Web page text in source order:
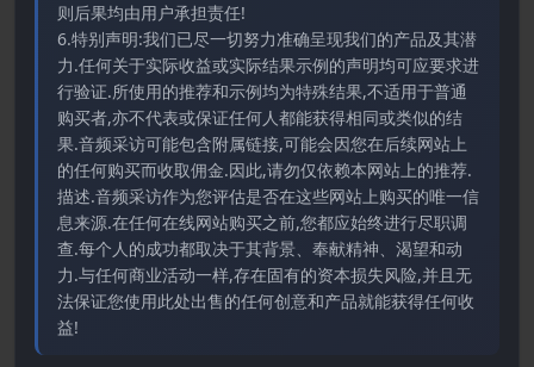
则后果均由用户承担责任!
6.特别声明:我们已尽一切努力准确呈现我们的产品及其潜
力.任何关于实际收益或实际结果示例的声明均可应要求进
行验证.所使用的推荐和示例均为特殊结果,不适用于普通
购买者,亦不代表或保证任何人都能获得相同或类似的结
果.音频采访可能包含附属链接,可能会因您在后续网站上
的任何购买而收取佣金.因此,请勿仅依赖本网站上的推荐.
描述.音频采访作为您评估是否在这些网站上购买的唯一信
息来源.在任何在线网站购买之前,您都应始终进行尽职调
查.每个人的成功都取决于其背景、奉献精神、渴望和动
力.与任何商业活动一样,存在固有的资本损失风险,并且无
法保证您使用此处出售的任何创意和产品就能获得任何收
益!